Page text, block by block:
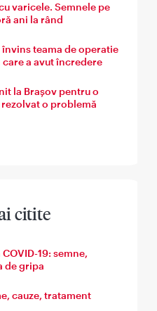
varicele. Semnele pe
ani la rând
învins teama de operatie
a avut încredere
la Brașov pentru o
o problemă
citite
19: semne,
de gripa
cauze, tratament